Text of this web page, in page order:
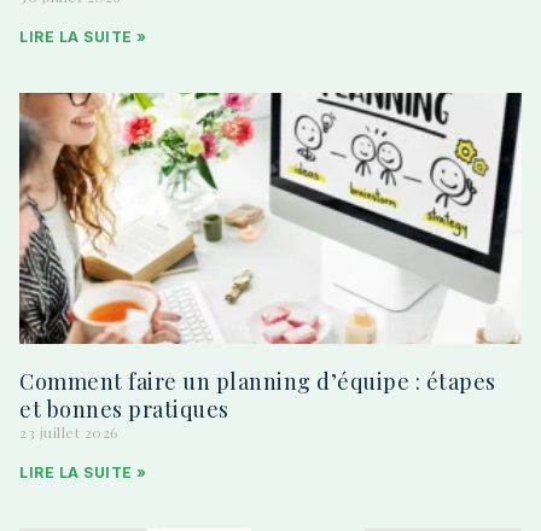
LIRE LA SUITE »
Comment faire un planning d’équipe : étapes
et bonnes pratiques
23 juillet 2026
LIRE LA SUITE »